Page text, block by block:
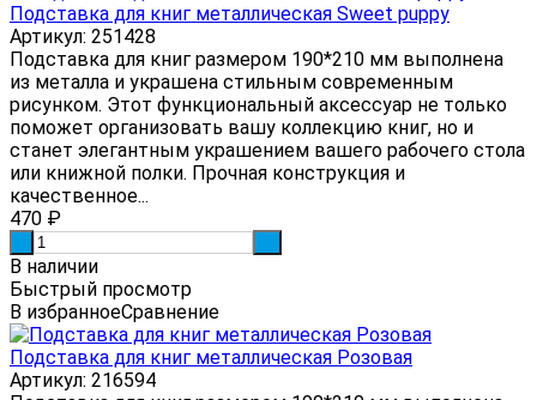
Подставка для книг металлическая Sweet puppy
Артикул: 251428
Подставка для книг размером 190*210 мм выполнена
из металла и украшена стильным современным
рисунком. Этот функциональный аксессуар не только
поможет организовать вашу коллекцию книг, но и
станет элегантным украшением вашего рабочего стола
или книжной полки. Прочная конструкция и
качественное...
470 ₽
В наличии
Быстрый просмотр
В избранноеСравнение
Подставка для книг металлическая Розовая
Артикул: 216594